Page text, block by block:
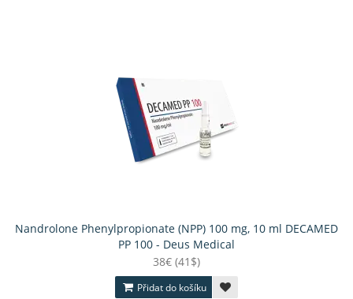
Nandrolone Phenylpropionate (NPP) 100 mg, 10 ml DECAMED
PP 100 - Deus Medical
38€ (41$)
Přidat do košíku